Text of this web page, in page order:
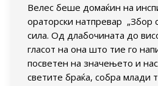
Велес беше домаќин на
ораторски натпревар „Збор
сила. Од длабочината до
гласот на она што тие го
посветен на значењето и
светите браќа, собра млади